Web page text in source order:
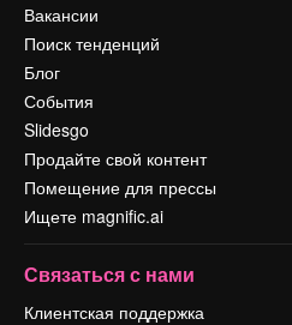
Вакансии
Поиск тенденций
Блог
События
Slidesgo
Продайте свой контент
Помещение для прессы
Ищете magnific.ai
Связаться с нами
Клиентская поддержка